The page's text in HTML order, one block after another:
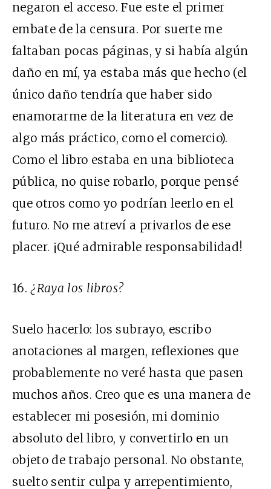
negaron el acceso. Fue este el primer
embate de la censura. Por suerte me
faltaban pocas páginas, y si había algún
daño en mí, ya estaba más que hecho (el
único daño tendría que haber sido
enamorarme de la literatura en vez de
algo más práctico, como el comercio).
Como el libro estaba en una biblioteca
pública, no quise robarlo, porque pensé
que otros como yo podrían leerlo en el
futuro. No me atreví a privarlos de ese
placer. ¡Qué admirable responsabilidad!
16.¿Raya los libros?
Suelo hacerlo: los subrayo, escribo
anotaciones al margen, reflexiones que
probablemente no veré hasta que pasen
muchos años. Creo que es una manera de
establecer mi posesión, mi dominio
absoluto del libro, y convertirlo en un
objeto de trabajo personal. No obstante,
suelto sentir culpa y arrepentimiento,